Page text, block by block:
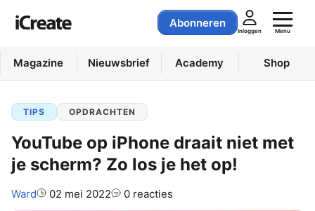
Abonneren
Inloggen Menu
Magazine Nieuwsbrief Academy Shop
TIPS OPDRACHTEN
YouTube op iPhone draait niet met
je scherm? Zo los je het op!
Auteur:
Ward 02 mei 2022 0 reacties